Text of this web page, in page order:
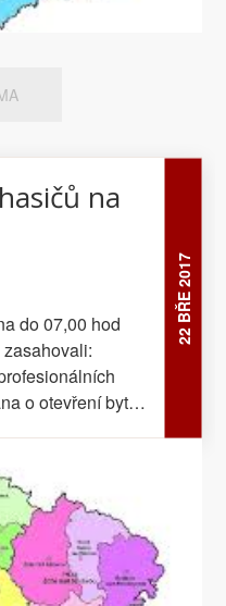
22 BŘE 2017
na
do 07,00 hod
o otevření bytu
ještě před
události. V 16,45
dobrovolných
kanalizaci na
Lipou. V 17,14
z Kamenice